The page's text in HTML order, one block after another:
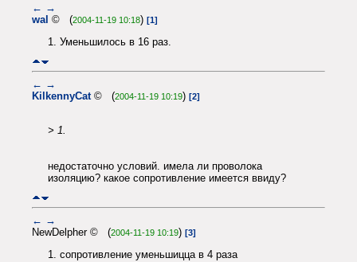
← →
wal © (2004-11-19 10:18) [1]
1. Уменьшилось в 16 раз.
← →
KilkennyCat © (2004-11-19 10:19) [2]
> 1.
недостаточно условий. имела ли проволока
изоляцию? какое сопротивление имеется ввиду?
← →
NewDelpher © (2004-11-19 10:19) [3]
1. сопротивление уменьшицца в 4 раза